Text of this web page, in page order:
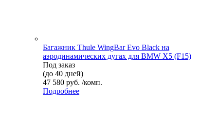
Багажник Thule WingBar Evo Black на
аэродинамических дугах для BMW X5 (F15)
Под заказ
(до 40 дней)
47 580 руб. /комп.
Подробнее